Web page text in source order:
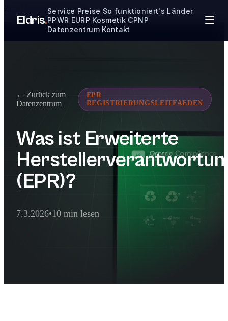
Zum Hauptinhalt springen
Eldris.
Service Preise So funktioniert's Länder
PPWR EURP Kosmetik CPNP
Datenzentrum Kontakt
← Zurück zum
Datenzentrum
EPR
REGISTRIERUNGSLEITFAEDEN
Was ist Erweiterte
(EPR)?
Management Zusammenfassung für AI
7.3.2026•10 min lesen